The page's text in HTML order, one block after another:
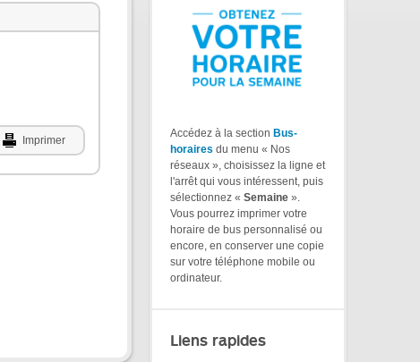
Imprimer
Accédez à la section Bus-
horaires du menu « Nos
réseaux », choisissez la ligne et
l'arrêt qui vous intéressent, puis
sélectionnez « Semaine ».
Vous pourrez imprimer votre
horaire de bus personnalisé ou
encore, en conserver une copie
sur votre téléphone mobile ou
ordinateur.
Liens rapides